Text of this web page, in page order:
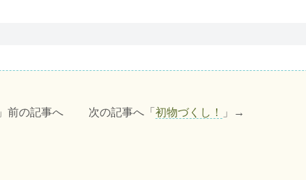
」前の記事へ 次の記事へ「 初物づくし！ 」→